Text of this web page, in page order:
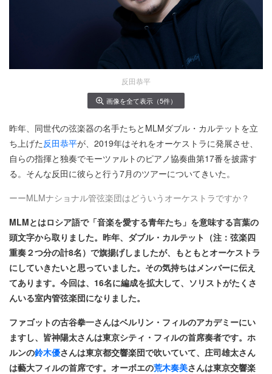
反田恭平
画像を全て表示（5件）
昨年、同世代の弦楽器の名手たちとMLMダブル・カルテットを立
ち上げた 反田恭平が、2019年はそれをオーケストラに発展させ、
自らの指揮と独奏でモーツァルトのピアノ協奏曲第17番を披露す
る。そんな反田に彼らと行う7月のツアーについてきいた。
ーーMLMナショナル管弦楽団はどういうオーケストラですか？
MLMとはロシア語で「音楽を愛する青年たち」を意味する言葉の
頭文字から取りました。昨年、ダブル・カルテット（注：弦楽四
重奏２つ分の計8名）で旗揚げしましたが、もともとオーケストラ
にしていきたいと思っていました。その気持ちはメンバーに伝え
てあります。今回は、16名に編成を拡大して、ソリストがたくさ
んいる室内管弦楽団になりました。
ファゴットの古谷拳一さんはベルリン・フィルのアカデミーにい
ますし、皆神陽太さんは東京シティ・フィルの首席奏者です。ホ
ルンの鈴木優さんは東京都交響楽団で吹いていて、庄司雄太さん
は藝大フィルの首席です。オーボエの荒木奏美さんは東京交響楽